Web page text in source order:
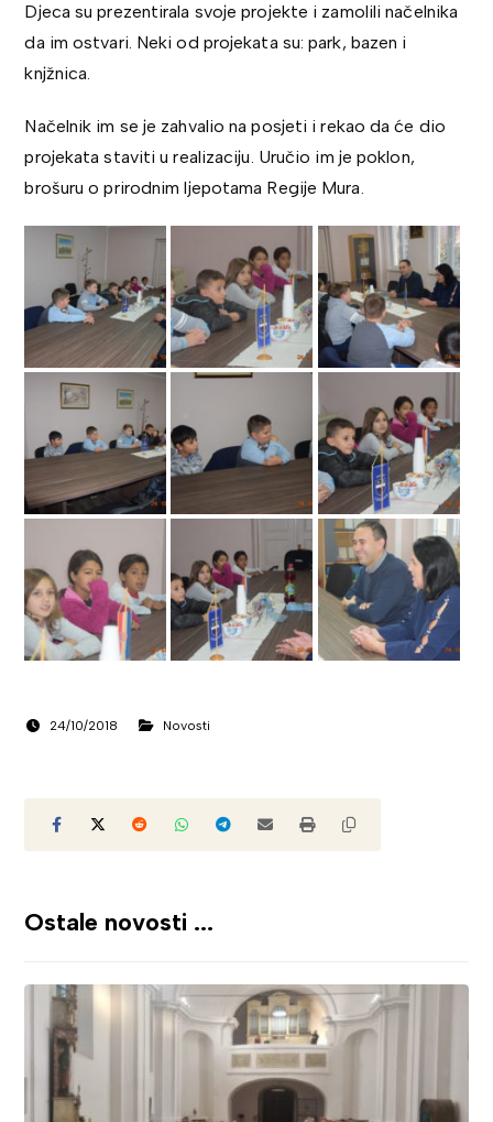
Djeca su prezentirala svoje projekte i zamolili načelnika
da im ostvari. Neki od projekata su: park, bazen i
knjžnica.
Načelnik im se je zahvalio na posjeti i rekao da će dio
projekata staviti u realizaciju. Uručio im je poklon,
brošuru o prirodnim ljepotama Regije Mura.
24/10/2018 Novosti
Ostale novosti ...